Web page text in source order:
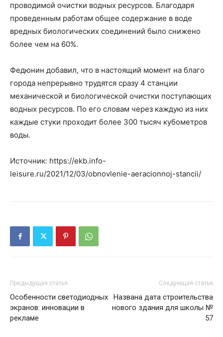
проводимой очистки водных ресурсов. Благодаря
проведенным работам общее содержание в воде
вредных биологических соединений было снижено
более чем на 60%.
Федюнин добавил, что в настоящий момент на благо
города непрерывно трудятся сразу 4 станции
механической и биологической очистки поступающих
водных ресурсов. По его словам через каждую из них
каждые стуки проходит более 300 тысяч кубометров
воды.
Источник: https://ekb.info-
leisure.ru/2021/12/03/obnovlenie-aeracionnoj-stancii/
Предыдущая статья
Особенности светодиодных
экранов: инновации в
рекламе
Следующая статья
Названа дата строительства
нового здания для школы №
57